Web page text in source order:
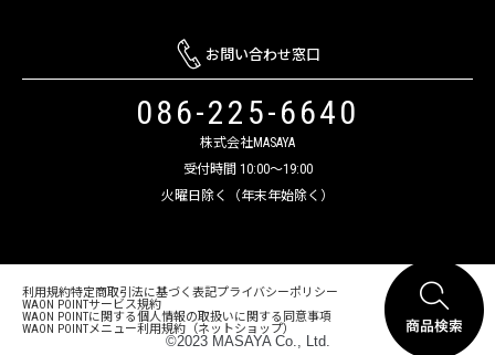
お問い合わせ窓口
086-225-6640
株式会社MASAYA
受付時間 10:00～19:00
火曜日除く（年末年始除く）
利用規約特定商取引法に基づく表記プライバシーポリシー
WAON POINTサービス規約
WAON POINTに関する個人情報の取扱いに関する同意事項
WAON POINTメニュー利用規約（ネットショップ）
©2023 MASAYA Co., Ltd.